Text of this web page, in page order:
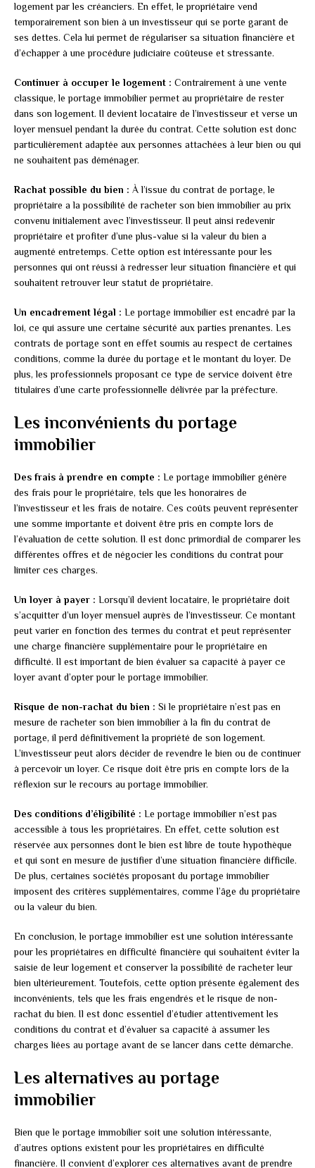
logement par les créanciers. En effet, le propriétaire vend
temporairement son bien à un investisseur qui se porte garant de
ses dettes. Cela lui permet de régulariser sa situation financière et
d’échapper à une procédure judiciaire coûteuse et stressante.
Continuer à occuper le logement : Contrairement à une vente
classique, le portage immobilier permet au propriétaire de rester
dans son logement. Il devient locataire de l’investisseur et verse un
loyer mensuel pendant la durée du contrat. Cette solution est donc
particulièrement adaptée aux personnes attachées à leur bien ou qui
ne souhaitent pas déménager.
Rachat possible du bien : À l’issue du contrat de portage, le
propriétaire a la possibilité de racheter son bien immobilier au prix
convenu initialement avec l’investisseur. Il peut ainsi redevenir
propriétaire et profiter d’une plus-value si la valeur du bien a
augmenté entretemps. Cette option est intéressante pour les
personnes qui ont réussi à redresser leur situation financière et qui
souhaitent retrouver leur statut de propriétaire.
Un encadrement légal : Le portage immobilier est encadré par la
loi, ce qui assure une certaine sécurité aux parties prenantes. Les
contrats de portage sont en effet soumis au respect de certaines
conditions, comme la durée du portage et le montant du loyer. De
plus, les professionnels proposant ce type de service doivent être
titulaires d’une carte professionnelle délivrée par la préfecture.
Les inconvénients du portage
immobilier
Des frais à prendre en compte : Le portage immobilier génère
des frais pour le propriétaire, tels que les honoraires de
l’investisseur et les frais de notaire. Ces coûts peuvent représenter
une somme importante et doivent être pris en compte lors de
l’évaluation de cette solution. Il est donc primordial de comparer les
différentes offres et de négocier les conditions du contrat pour
limiter ces charges.
Un loyer à payer : Lorsqu’il devient locataire, le propriétaire doit
s’acquitter d’un loyer mensuel auprès de l’investisseur. Ce montant
peut varier en fonction des termes du contrat et peut représenter
une charge financière supplémentaire pour le propriétaire en
difficulté. Il est important de bien évaluer sa capacité à payer ce
loyer avant d’opter pour le portage immobilier.
Risque de non-rachat du bien : Si le propriétaire n’est pas en
mesure de racheter son bien immobilier à la fin du contrat de
portage, il perd définitivement la propriété de son logement.
L’investisseur peut alors décider de revendre le bien ou de continuer
à percevoir un loyer. Ce risque doit être pris en compte lors de la
réflexion sur le recours au portage immobilier.
Des conditions d’éligibilité : Le portage immobilier n’est pas
accessible à tous les propriétaires. En effet, cette solution est
réservée aux personnes dont le bien est libre de toute hypothèque
et qui sont en mesure de justifier d’une situation financière difficile.
De plus, certaines sociétés proposant du portage immobilier
imposent des critères supplémentaires, comme l’âge du propriétaire
ou la valeur du bien.
En conclusion, le portage immobilier est une solution intéressante
pour les propriétaires en difficulté financière qui souhaitent éviter la
saisie de leur logement et conserver la possibilité de racheter leur
bien ultérieurement. Toutefois, cette option présente également des
inconvénients, tels que les frais engendrés et le risque de non-
rachat du bien. Il est donc essentiel d’étudier attentivement les
conditions du contrat et d’évaluer sa capacité à assumer les
charges liées au portage avant de se lancer dans cette démarche.
Les alternatives au portage
immobilier
Bien que le portage immobilier soit une solution intéressante,
d’autres options existent pour les propriétaires en difficulté
financière. Il convient d’explorer ces alternatives avant de prendre